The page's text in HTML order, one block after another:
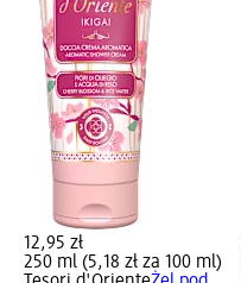
12,95 zł
250 ml (5,18 zł za 100 ml)